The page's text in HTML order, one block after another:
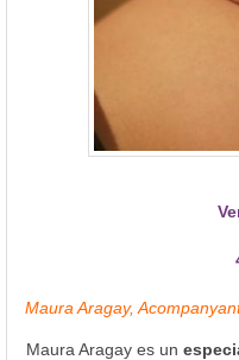
Maura Aragay,
Maura Aragay es un